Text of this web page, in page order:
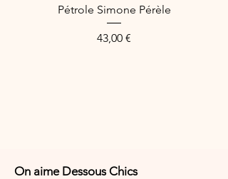
Pétrole Simone Pérèle
Price
43,00 €
On aime Dessous Chics